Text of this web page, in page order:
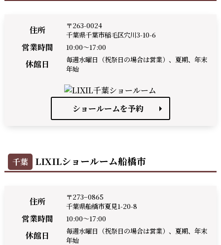
住所
〒263-0024
千葉県千葉市稲毛区穴川3-10-6
営業時間 10:00～17:00
休館日
毎週水曜日（祝祭日の場合は営業）、夏期、年末
年始
ショールームを予約
千葉 LIXILショールーム船橋市
住所
〒273−0865
千葉県船橋市夏見1-20-8
営業時間 10:00～17:00
休館日
毎週水曜日（祝祭日の場合は営業）、夏期、年末
年始